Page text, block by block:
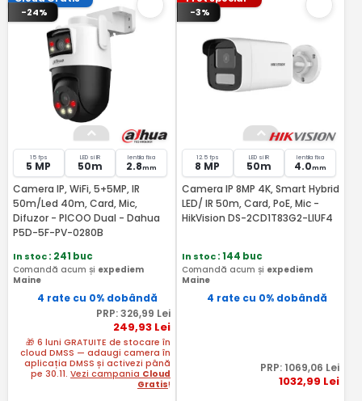
-24%
15 fps
5 MP
LED si IR
50m
lentila fixa
2.8mm
Camera IP, WiFi, 5+5MP, IR
50m/Led 40m, Card, Mic,
Difuzor - PICOO Dual - Dahua
P5D-5F-PV-0280B
In stoc: 241 buc
Comandă acum și expediem
Maine
4 rate cu 0% dobândă
PRP:326,99 Lei
249,93Lei
🎁 6 luni GRATUITE de stocare în
cloud DMSS — adaugi camera în
aplicația DMSS și activezi până
pe 30.11. Vezi campania Cloud
Gratis!
-3%
12.5 fps
8 MP
LED si IR
50m
lentila fixa
4.0mm
Camera IP 8MP 4K, Smart Hybrid
LED/ IR 50m, Card, PoE, Mic -
HikVision DS-2CD1T83G2-LIUF4
In stoc: 144 buc
Comandă acum și expediem
Maine
4 rate cu 0% dobândă
PRP: 1069,06 Lei
1032,99 Lei